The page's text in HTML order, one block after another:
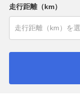
走行距離（km）